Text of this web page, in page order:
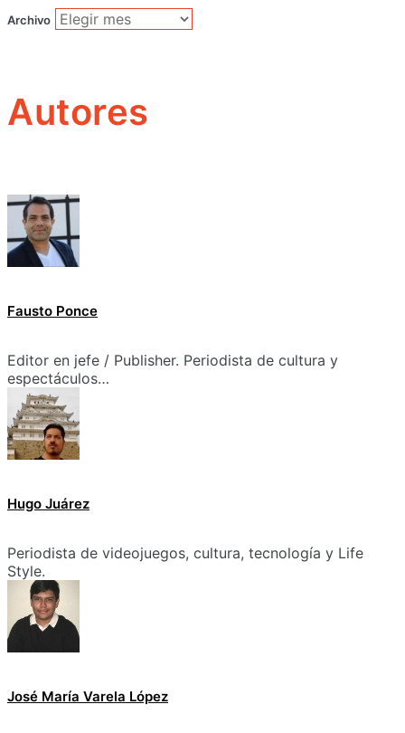
Archivo
Autores
Fausto Ponce
Editor en jefe / Publisher. Periodista de cultura y
espectáculos…
Hugo Juárez
Periodista de videojuegos, cultura, tecnología y Life
Style.
José María Varela López